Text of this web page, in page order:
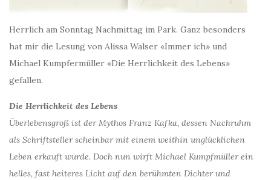
Herrlich am Sonntag Nachmittag im Park. Ganz besonders
hat mir die Lesung von Alissa Walser «Immer ich» und
Michael Kumpfermüller «Die Herrlichkeit des Lebens»
gefallen.
Die Herrlichkeit des Lebens
Überlebensgroß ist der Mythos Franz Kafka, dessen Nachruhm
als Schriftsteller scheinbar mit einem weithin unglücklichen
Leben erkauft wurde. Doch nun wirft Michael Kumpfmüller ein
helles, fast heiteres Licht auf den berühmten Dichter und